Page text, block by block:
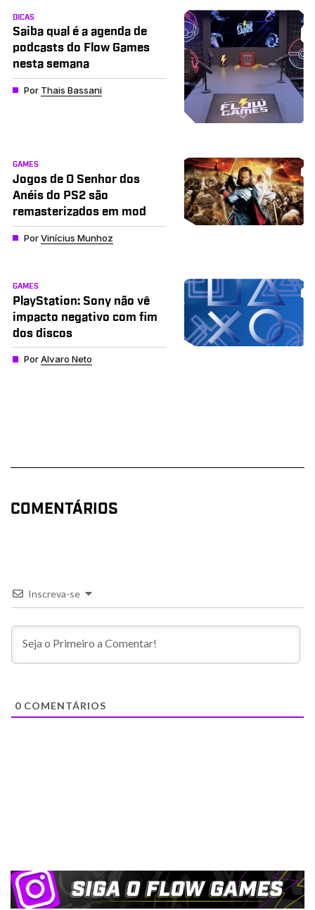
DICAS
Saiba qual é a agenda de
podcasts do Flow Games
nesta semana
Por Thais Bassani
GAMES
Jogos de O Senhor dos
Anéis do PS2 são
remasterizados em mod
PorVinícius Munhoz
GAMES
PlayStation: Sony não vê
impacto negativo com fim
dos discos
PorAlvaro Neto
COMENTÁRIOS
Inscreva-se
0 COMENTÁRIOS